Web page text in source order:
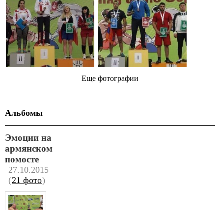
Еще фотографии
Альбомы
Эмоции на
армянском
помосте
27.10.2015
(21 фото)